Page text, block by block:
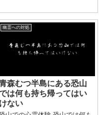
車を出してくれる先輩と一緒
そこへ向かいました。 だいぶ
昔の事なのでどうやってそこ
幽霊への対処
森むつ半島にある恐山
は何も持ち帰ってはい
けない